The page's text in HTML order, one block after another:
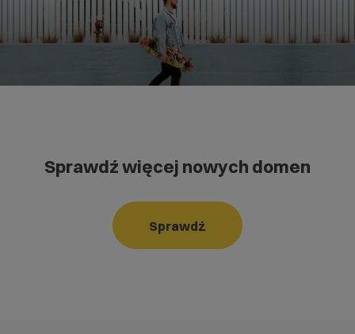
Sprawdź więcej nowych domen
Sprawdź